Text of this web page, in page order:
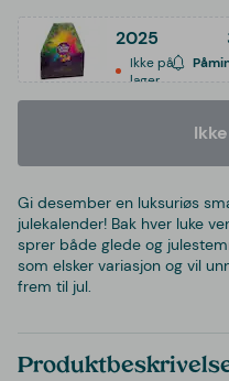
2025
Ikke på
lager
Gi desember en luksuriøs
julekalender! Bak hver luke
sprer både glede og
som elsker variasjon og vil
frem til jul.